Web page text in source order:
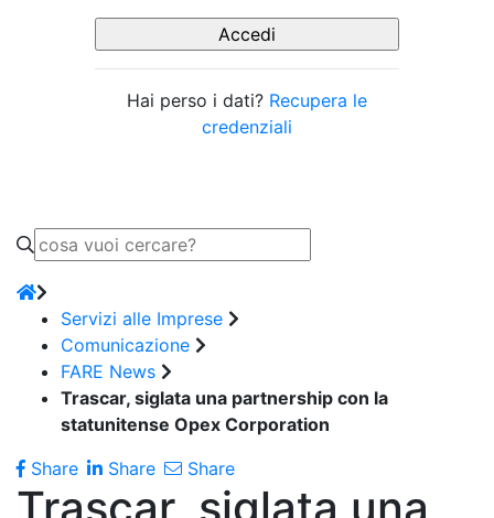
Hai perso i dati? Recupera le
credenziali
Servizi alle Imprese
Comunicazione
FARE News
Trascar, siglata una partnership con la
statunitense Opex Corporation
Share
Share Share